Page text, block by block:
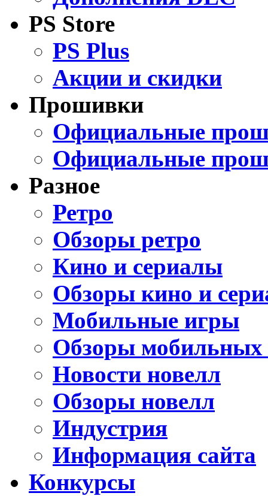
PS Store
PS Plus
Акции и скидки
Прошивки
Официальные
Официальные
Разное
Ретро
Обзоры ретро
Кино и сериалы
Обзоры кино и
Мобильные игры
Обзоры мобильных
Новости новелл
Обзоры новелл
Индустрия
Информация сайта
Конкурсы